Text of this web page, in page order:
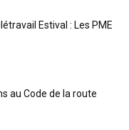
Estival : Les PME
au Code de la route